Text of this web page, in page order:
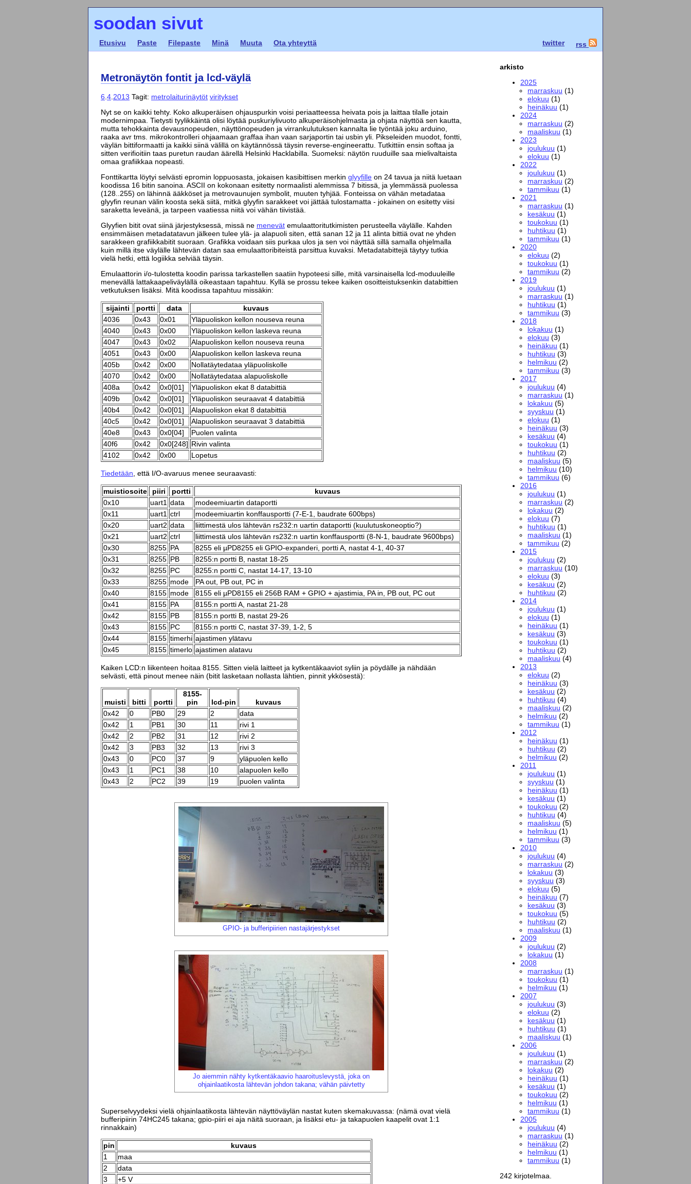
soodan sivut
Etusivu Paste Filepaste Minä Muuta Ota yhteyttä rss
twitter
arkisto
2025
marraskuu (1)
elokuu (1)
heinäkuu (1)
2024
marraskuu (2)
maaliskuu (1)
2023
joulukuu (1)
elokuu (1)
2022
joulukuu (1)
marraskuu (2)
tammikuu (1)
2021
marraskuu (1)
kesäkuu (1)
toukokuu (1)
huhtikuu (1)
tammikuu (1)
2020
elokuu (2)
toukokuu (1)
tammikuu (2)
2019
joulukuu (1)
marraskuu (1)
huhtikuu (1)
tammikuu (3)
2018
lokakuu (1)
elokuu (3)
heinäkuu (1)
huhtikuu (3)
helmikuu (2)
tammikuu (3)
2017
joulukuu (4)
marraskuu (1)
lokakuu (5)
syyskuu (1)
elokuu (1)
heinäkuu (3)
kesäkuu (4)
toukokuu (1)
huhtikuu (2)
maaliskuu (5)
helmikuu (10)
tammikuu (6)
2016
joulukuu (1)
marraskuu (2)
lokakuu (2)
elokuu (7)
huhtikuu (1)
maaliskuu (1)
tammikuu (2)
2015
joulukuu (2)
marraskuu (10)
elokuu (3)
kesäkuu (2)
huhtikuu (2)
2014
joulukuu (1)
elokuu (1)
heinäkuu (1)
kesäkuu (3)
toukokuu (1)
huhtikuu (2)
maaliskuu (4)
2013
elokuu (2)
heinäkuu (3)
kesäkuu (2)
huhtikuu (4)
maaliskuu (2)
helmikuu (2)
tammikuu (1)
2012
heinäkuu (1)
huhtikuu (2)
helmikuu (2)
2011
joulukuu (1)
syyskuu (1)
heinäkuu (1)
kesäkuu (1)
toukokuu (2)
huhtikuu (4)
maaliskuu (5)
helmikuu (1)
tammikuu (3)
2010
joulukuu (4)
marraskuu (2)
lokakuu (3)
syyskuu (3)
elokuu (5)
heinäkuu (7)
kesäkuu (3)
toukokuu (5)
huhtikuu (2)
maaliskuu (1)
2009
joulukuu (2)
lokakuu (1)
2008
marraskuu (1)
toukokuu (1)
helmikuu (1)
2007
joulukuu (3)
elokuu (2)
kesäkuu (1)
huhtikuu (1)
maaliskuu (1)
2006
joulukuu (1)
marraskuu (2)
lokakuu (2)
heinäkuu (1)
kesäkuu (1)
toukokuu (2)
helmikuu (1)
tammikuu (1)
2005
joulukuu (4)
marraskuu (1)
heinäkuu (2)
helmikuu (1)
tammikuu (1)
242 kirjotelmaa.
Metronäytön fontit ja lcd-väylä
6 4 2013 Tagit: metrolaiturinäytöt viritykset
Nyt se on kaikki tehty. Koko alkuperäisen ohjauspurkin voisi periaatteessa heivata pois ja laittaa tilalle jotain
modernimpaa. Tietysti tyylikkäintä olisi löytää puskuriylivuoto alkuperäisohjelmasta ja ohjata näyttöä sen kautta,
mutta tehokkainta devausnopeuden, näyttönopeuden ja virrankulutuksen kannalta lie työntää joku arduino,
raaka avr tms. mikrokontrolleri ohjaamaan graffaa ihan vaan sarjaportin tai usbin yli. Pikseleiden muodot, fontti,
väylän bittiformaatti ja kaikki siinä välillä on käytännössä täysin reverse-engineerattu. Tutkittiin ensin softaa ja
sitten verifioitiin taas puretun raudan äärellä Helsinki Hacklabilla. Suomeksi: näytön ruuduille saa mielivaltaista
omaa grafiikkaa nopeasti.
Fonttikartta löytyi selvästi epromin loppuosasta, jokaisen kasibittisen merkin glyyfille on 24 tavua ja niitä luetaan
koodissa 16 bitin sanoina. ASCII on kokonaan esitetty normaalisti alemmissa 7 bitissä, ja ylemmässä puolessa
(128..255) on lähinnä ääkköset ja metrovaunujen symbolit, muuten tyhjää. Fonteissa on vähän metadataa
glyyfin reunan välin koosta sekä siitä, mitkä glyyfin sarakkeet voi jättää tulostamatta - jokainen on esitetty viisi
saraketta leveänä, ja tarpeen vaatiessa niitä voi vähän tiivistää.
Glyyfien bitit ovat siinä järjestyksessä, missä ne menevät emulaattoritutkimisten perusteella väylälle. Kahden
ensimmäisen metadatatavun jälkeen tulee ylä- ja alapuoli siten, että sanan 12 ja 11 alinta bittiä ovat ne yhden
sarakkeen grafiikkabitit suoraan. Grafikka voidaan siis purkaa ulos ja sen voi näyttää sillä samalla ohjelmalla
kuin millä itse väylälle lähtevän datan saa emulaattoribiteistä parsittua kuvaksi. Metadatabittejä täytyy tutkia
vielä hetki, että logiikka selviää täysin.
Emulaattorin i/o-tulostetta koodin parissa tarkastellen saatiin hypoteesi sille, mitä varsinaisella lcd-moduuleille
menevällä lattakaapeliväylällä oikeastaan tapahtuu. Kyllä se prossu tekee kaiken osoitteistuksenkin databittien
vetkutuksen lisäksi. Mitä koodissa tapahtuu missäkin:
sijainti portti data
kuvaus
4036
0x43 0x01
Yläpuoliskon kellon nouseva reuna
4040
0x43 0x00
Yläpuoliskon kellon laskeva reuna
4047
0x43 0x02
Alapuoliskon kellon nouseva reuna
4051
0x43 0x00
Alapuoliskon kellon laskeva reuna
405b
0x42 0x00
Nollatäytedataa yläpuoliskolle
4070
0x42 0x00
Nollatäytedataa alapuoliskolle
408a
0x42 0x0[01]
Yläpuoliskon ekat 8 databittiä
409b
0x42 0x0[01]
Yläpuoliskon seuraavat 4 databittiä
40b4
0x42 0x0[01]
Alapuoliskon ekat 8 databittiä
40c5
0x42 0x0[01]
Alapuoliskon seuraavat 3 databittiä
40e8
0x43 0x0[04]
Puolen valinta
40f6
0x42 0x0[248] Rivin valinta
4102
0x42 0x00 Lopetus
Tiedetään , että I/O-avaruus menee seuraavasti:
muistiosoite piiri portti
kuvaus
0x10
uart1 data
modeemiuartin dataportti
0x11
uart1 ctrl
modeemiuartin konffausportti (7-E-1, baudrate 600bps)
0x20
uart2 data
liittimestä ulos lähtevän rs232:n uartin dataportti (kuulutuskoneoptio?)
0x21
uart2 ctrl
liittimestä ulos lähtevän rs232:n uartin konffausportti (8-N-1, baudrate 9600bps)
0x30
8255 PA
8255 eli µPD8255 eli GPIO-expanderi, portti A, nastat 4-1, 40-37
0x31
8255 PB
8255:n portti B, nastat 18-25
0x32
8255 PC
8255:n portti C, nastat 14-17, 13-10
0x33
8255 mode
PA out, PB out, PC in
0x40
8155 mode
8155 eli µPD8155 eli 256B RAM + GPIO + ajastimia, PA in, PB out, PC out
0x41
8155 PA
8155:n portti A, nastat 21-28
0x42
8155 PB
8155:n portti B, nastat 29-26
0x43
8155 PC
8155:n portti C, nastat 37-39, 1-2, 5
0x44
8155 timerhi ajastimen ylätavu
0x45
8155 timerlo ajastimen alatavu
Kaiken LCD:n liikenteen hoitaa 8155. Sitten vielä laitteet ja kytkentäkaaviot syliin ja pöydälle ja nähdään
selvästi, että pinout menee näin (bitit lasketaan nollasta lähtien, pinnit ykkösestä):
muisti bitti portti
8155-
pin
lcd-pin
kuvaus
0x42
0 PB0 29 2
data
0x42
1 PB1 30 11
rivi 1
0x42
2 PB2 31 12
rivi 2
0x42
3 PB3 32 13
rivi 3
0x43
0 PC0 37 9
yläpuolen kello
0x43
1 PC1 38 10
alapuolen kello
0x43
2 PC2 39 19 puolen valinta
GPIO- ja bufferipiirien nastajärjestykset
Jo aiemmin nähty kytkentäkaavio haaroituslevystä, joka on
ohjainlaatikosta lähtevän johdon takana; vähän päivtetty
Superselvyydeksi vielä ohjainlaatikosta lähtevän näyttöväylän nastat kuten skemakuvassa: (nämä ovat vielä
bufferipiirin 74HC245 takana; gpio-piiri ei aja näitä suoraan, ja lisäksi etu- ja takapuolen kaapelit ovat 1:1
rinnakkain)
pin
kuvaus
1
maa
2
data
3
+5 V